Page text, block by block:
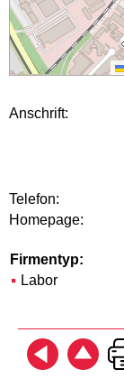
Anschrift:
Telefon:
Homepage:
Firmentyp:
Labor